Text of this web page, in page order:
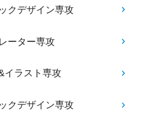
クデザイン専攻
ーター専攻
イラスト専攻
クデザイン専攻